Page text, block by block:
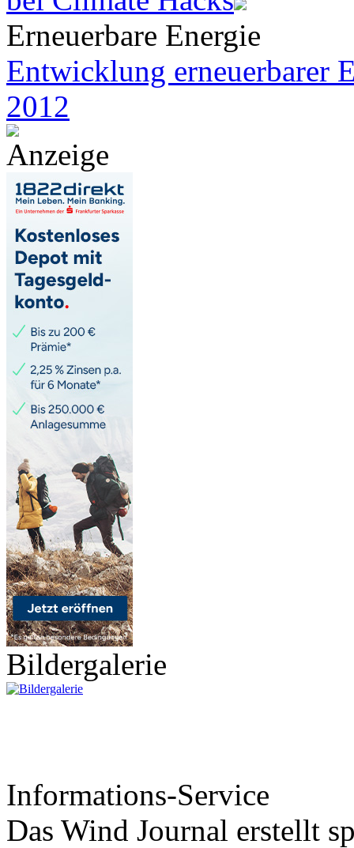
Erneuerbare Energie
Entwicklung erneuerbarer
2012
Anzeige
Bildergalerie
Informations-Service
Das Wind Journal erstellt